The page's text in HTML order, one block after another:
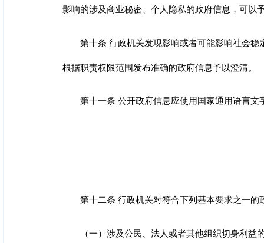
影响的涉及商业秘密、个人隐私的政府信息，可以
第十条 行政机关发现影响或者可能影响社会
根据职责权限范围发布准确的政府信息予以澄清。
第十一条 公开政府信息应使用国家通用语言
第十二条 行政机关对符合下列基本要求之一的
（一）涉及公民、法人或者其他组织切身利益